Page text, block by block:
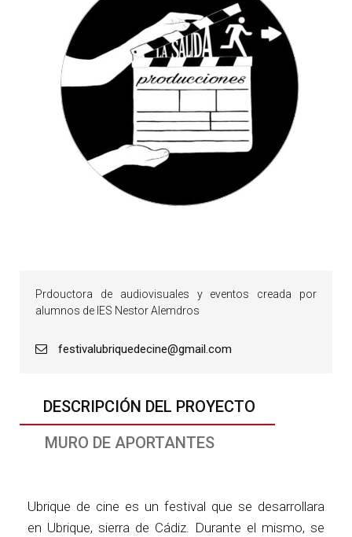
DESCRIPCIÓN DEL PROYECTO
MURO DE APORTANTES
Ubrique de cine es un festival que se desarrollara
en Ubrique, sierra de Cádiz. Durante el mismo, se
Prdouctora de audiovisuales y eventos creada por
alumnos de IES Nestor Alemdros
festivalubriquedecine@gmail.com